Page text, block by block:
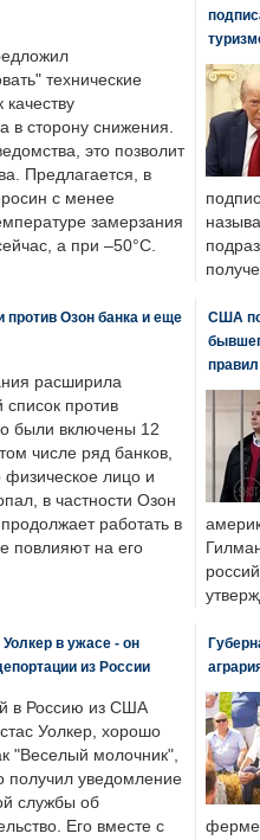
технические
качеству
в сторону снижения.
это позволит
Предлагается, в
с менее
замерзания
а при –50°C.
против Озон банка и еще
расширила
против
были включены 12
числе ряд банков,
физическое лицо и
в частности Озон
работать в
повлияют на его
США
в ужасе - он
из России
в Россию из США
Уолкер, хорошо
"Веселый молочник",
получил уведомление
службы об
Его вместе с